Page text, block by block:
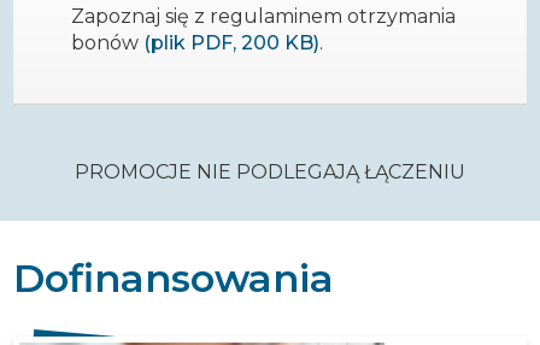
Zapoznaj się z regulaminem otrzymania
bonów (plik PDF, 200 KB).
PROMOCJE NIE PODLEGAJĄ ŁĄCZENIU
Dofinansowania